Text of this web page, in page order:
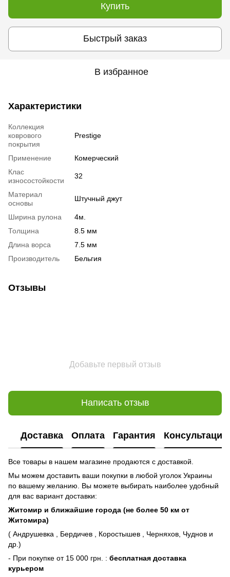
Купить
Быстрый заказ
В избранное
Характеристики
Коллекция
коврового
покрытия
Prestige
Применение
Комерческий
Клас
износостойкости
32
Материал
основы
Штучный джут
Ширина рулона
4м.
Толщина
8.5 мм
Длина ворса
7.5 мм
Производитель
Бельгия
Отзывы
Добавьте первый отзыв
Написать отзыв
Доставка Оплата Гарантия Консультация
Все товары в нашем магазине продаются с доставкой.
Мы можем доставить ваши покупки в любой уголок Украины
по вашему желанию. Вы можете выбирать наиболее удобный
для вас вариант доставки:
Житомир и ближайшие города (не более 50 км от
Житомира)
( Андрушевка , Бердичев , Коростышев , Черняхов, Чуднов и
др.)
- При покупке от 15 000 грн. : бесплатная доставка
курьером